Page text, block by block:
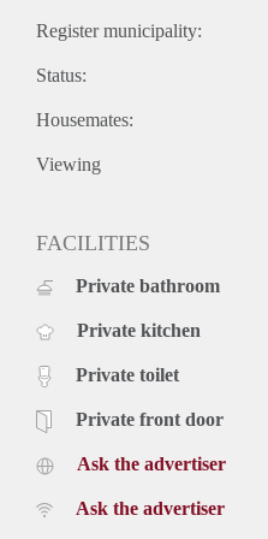
Register municipality:
Status:
Housemates:
Viewing
FACILITIES
Private bathroom
Private kitchen
Private toilet
Private front door
Ask the advertiser
Ask the advertiser